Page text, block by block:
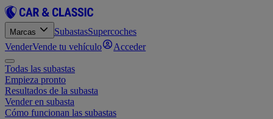
Marcas SubastasSupercoches
VenderVende tu vehículo Acceder
Todas las subastas
Empieza pronto
Resultados de la subasta
Vender en subasta
Cómo funcionan las subastas